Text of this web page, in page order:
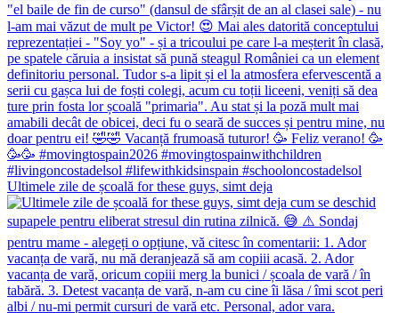
Ultimele zile de școală for these guys, simt deja